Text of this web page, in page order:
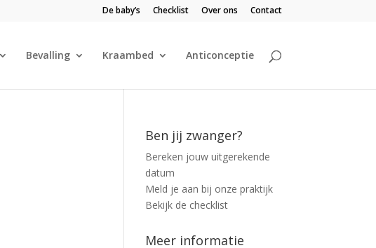
De baby’s Checklist Over ons Contact
Bevalling Kraambed Anticonceptie
Ben jij zwanger?
Bereken jouw uitgerekende
datum
Meld je aan bij onze praktijk
Bekijk de checklist
Meer informatie